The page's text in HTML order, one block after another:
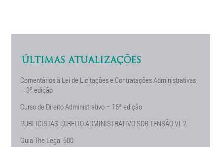
ÚLTIMAS ATUALIZAÇÕES
Comentários à Lei de Licitações e Contratações Administrativas
– 3ª edição
Curso de Direito Administrativo – 16ª edição
PUBLICISTAS: DIREITO ADMINISTRATIVO SOB TENSÃO Vl. 2
Guia The Legal 500